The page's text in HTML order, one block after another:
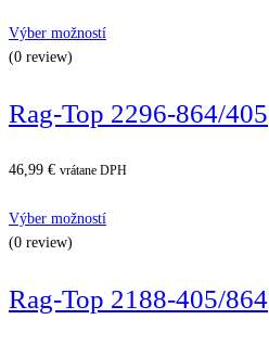
Výber možností
(0 review)
Rag-Top 2296-864/405
46,99 € vrátane DPH
Výber možností
(0 review)
Rag-Top 2188-405/864